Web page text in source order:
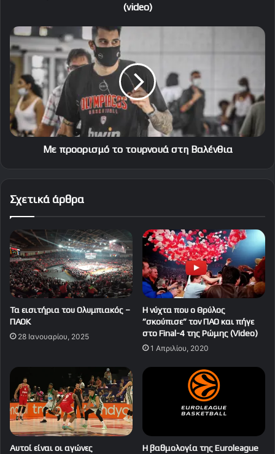
(video)
Με
προορισμό
το
τουρνουά
στη
Βαλένθια
Με προορισμό το τουρνουά στη Βαλένθια
Σχετικά άρθρα
Τα εισιτήρια του Ολυμπιακός –
ΠΑΟΚ
28 Ιανουαρίου, 2025
H νύχτα που ο Θρύλος
”σκούπισε” τον ΠΑΟ και πήγε
στο Final-4 της Ρώμης (Video)
1 Απριλίου, 2020
Αυτοί είναι οι αγώνες
Η βαθμολογία της Euroleague